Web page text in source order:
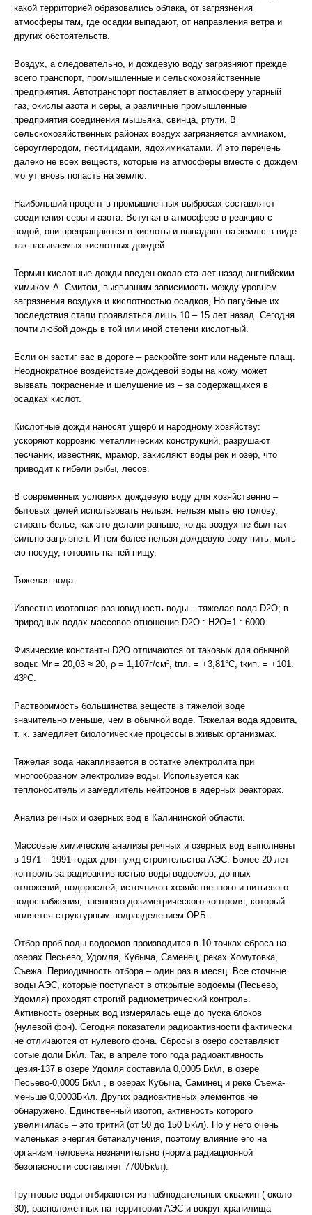
какой территорией образовались облака, от загрязнения
атмосферы там, где осадки выпадают, от направления ветра и
других обстоятельств.
Воздух, а следовательно, и дождевую воду загрязняют прежде
всего транспорт, промышленные и сельскохозяйственные
предприятия. Автотранспорт поставляет в атмосферу угарный
газ, окислы азота и серы, а различные промышленные
предприятия соединения мышьяка, свинца, ртути. В
сельскохозяйственных районах воздух загрязняется аммиаком,
сероуглеродом, пестицидами, ядохимикатами. И это перечень
далеко не всех веществ, которые из атмосферы вместе с дождем
могут вновь попасть на землю.
Наибольший процент в промышленных выбросах составляют
соединения серы и азота. Вступая в атмосфере в реакцию с
водой, они превращаются в кислоты и выпадают на землю в виде
так называемых кислотных дождей.
Термин кислотные дожди введен около ста лет назад английским
химиком А. Смитом, выявившим зависимость между уровнем
загрязнения воздуха и кислотностью осадков, Но пагубные их
последствия стали проявляться лишь 10 – 15 лет назад. Сегодня
почти любой дождь в той или иной степени кислотный.
Если он застиг вас в дороге – раскройте зонт или наденьте плащ.
Неоднократное воздействие дождевой воды на кожу может
вызвать покраснение и шелушение из – за содержащихся в
осадках кислот.
Кислотные дожди наносят ущерб и народному хозяйству:
ускоряют коррозию металлических конструкций, разрушают
песчаник, известняк, мрамор, закисляют воды рек и озер, что
приводит к гибели рыбы, лесов.
В современных условиях дождевую воду для хозяйственно –
бытовых целей использовать нельзя: нельзя мыть ею голову,
стирать белье, как это делали раньше, когда воздух не был так
сильно загрязнен. И тем более нельзя дождевую воду пить, мыть
ею посуду, готовить на ней пищу.
Тяжелая вода.
Известна изотопная разновидность воды – тяжелая вода D2О; в
природных водах массовое отношение D2O : H2О=1 : 6000.
Физические константы D2О отличаются от таковых для обычной
воды: Mr = 20,03 ≈ 20, ρ = 1,107г/см³, tпл. = +3,81°С, tкип. = +101.
43ºС.
Растворимость большинства веществ в тяжелой воде
значительно меньше, чем в обычной воде. Тяжелая вода ядовита,
т. к. замедляет биологические процессы в живых организмах.
Тяжелая вода накапливается в остатке электролита при
многообразном электролизе воды. Используется как
теплоноситель и замедлитель нейтронов в ядерных реакторах.
Анализ речных и озерных вод в Калининской области.
Массовые химические анализы речных и озерных вод выполнены
в 1971 – 1991 годах для нужд строительства АЭС. Более 20 лет
контроль за радиоактивностью воды водоемов, донных
отложений, водорослей, источников хозяйственного и питьевого
водоснабжения, внешнего дозиметрического контроля, который
является структурным подразделением ОРБ.
Отбор проб воды водоемов производится в 10 точках сброса на
озерах Песьево, Удомля, Кубыча, Саменец, реках Хомутовка,
Съежа. Периодичность отбора – один раз в месяц. Все сточные
воды АЭС, которые поступают в открытые водоемы (Песьево,
Удомля) проходят строгий радиометрический контроль.
Активность озерных вод измерялась еще до пуска блоков
(нулевой фон). Сегодня показатели радиоактивности фактически
не отличаются от нулевого фона. Сбросы в озеро составляют
сотые доли Бк\л. Так, в апреле того года радиоактивность
цезия-137 в озере Удомля составила 0,0005 Бк\л, в озере
Песьево-0,0005 Бк\л , в озерах Кубыча, Саминец и реке Съежа-
меньше 0,0003Бк\л. Других радиоактивных элементов не
обнаружено. Единственный изотоп, активность которого
увеличилась – это тритий (от 50 до 150 Бк\л). Но у него очень
маленькая энергия бетаизлучения, поэтому влияние его на
организм человека незначительно (норма радиационной
безопасности составляет 7700Бк\л).
Грунтовые воды отбираются из наблюдательных скважин ( около
30), расположенных на территории АЭС и вокруг хранилища